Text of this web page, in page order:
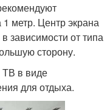
1 метр. Центр экрана
зависимости от типа
сторону.
ТВ в виде
для отдыха.